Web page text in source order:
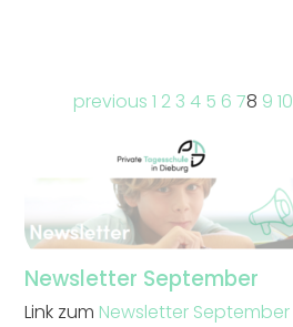
previous 1 2 3 4 5 6 78 9 10
Newsletter September
Link zum Newsletter September